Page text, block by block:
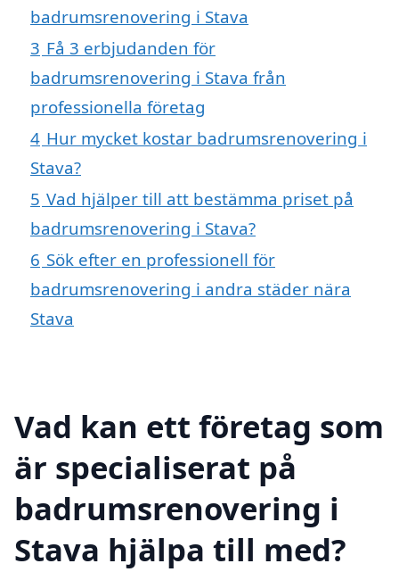
badrumsrenovering i Stava
3 Få 3 erbjudanden för
badrumsrenovering i Stava från
professionella företag
4 Hur mycket kostar badrumsrenovering i
Stava?
5 Vad hjälper till att bestämma priset på
badrumsrenovering i Stava?
6 Sök efter en professionell för
badrumsrenovering i andra städer nära
Stava
Vad kan ett företag som
är specialiserat på
badrumsrenovering i
Stava hjälpa till med?